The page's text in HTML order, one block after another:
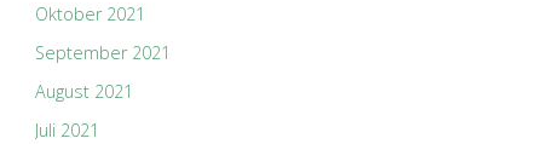
Oktober 2021
September 2021
August 2021
Juli 2021